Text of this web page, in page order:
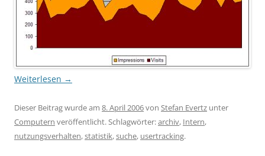
Weiterlesen →
Dieser Beitrag wurde am 8. April 2006von Stefan Evertz unter
Computern veröffentlicht. Schlagwörter:archiv, Intern,
nutzungsverhalten,statistik,suche, usertracking.